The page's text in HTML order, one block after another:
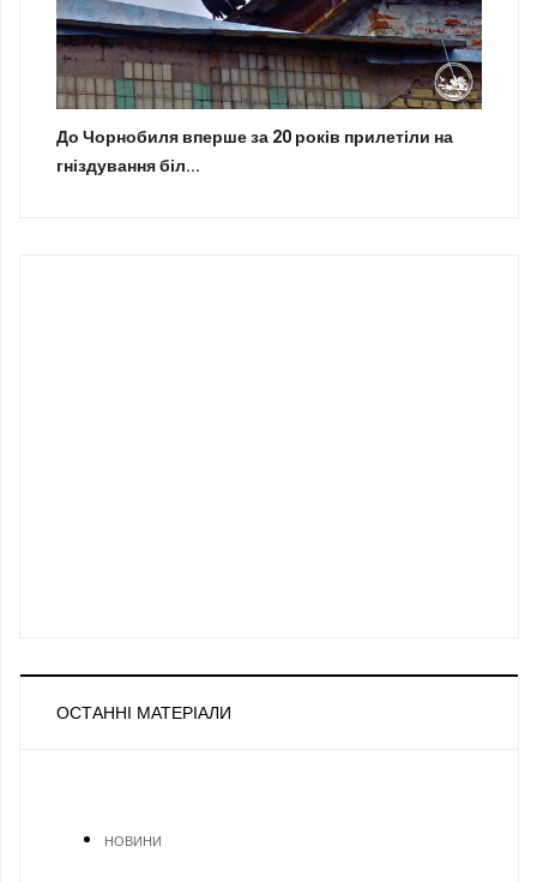
До Чорнобиля вперше за 20 років прилетіли на
гніздування біл...
ОСТАННІ МАТЕРІАЛИ
НОВИНИ